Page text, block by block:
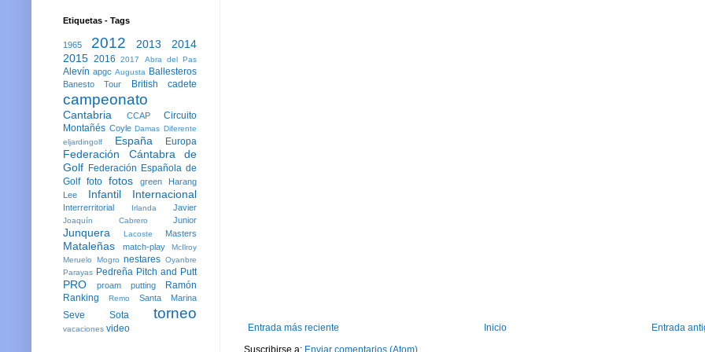
Entrada más reciente Entrada
Inicio
Etiquetas - Tags
1965 2012 2013
2014
2015 2016 2017 Abra del Pas
Alevín apgc Augusta Ballesteros
Banesto Tour British cadete
campeonato
Cantabria CCAP
Circuito
Montañés Coyle Damas Diferente
eljardingolf
España Europa
Federación Cántabra de
Golf Federación Española de
Golf foto fotos green
Harang
Lee
Infantil Internacional
Interrerritorial Irlanda Javier
Joaquín Cabrero Junior
Junquera Lacoste Masters
Mataleñas match-play
McIlroy
Meruelo
Mogro nestares Oyanbre
Parayas Pedreña Pitch and Putt
PRO proam putting
Ramón
Ranking
Remo Santa Marina
Seve Sota torneo
vacaciones video